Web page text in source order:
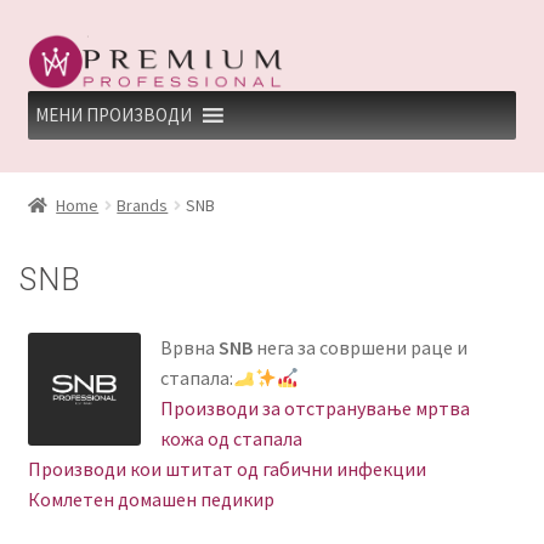
Skip
to
navigation
Skip
to
content
МЕНИ ПРОИЗВОДИ
HOME
КЕРАТИНСКИ ТРЕМАН BY KYANA QUEEN
Home Brands SNB
SNB
Врвна SNBнега за совршени раце и
стапала:
Производи за отстранување мртва
кожа од стапала
Производи кои штитат од габични инфекции
Комлетен домашен педикир